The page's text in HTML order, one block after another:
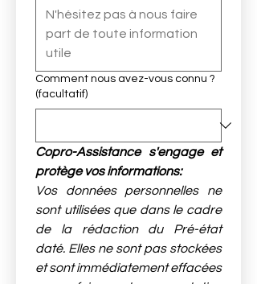
Comment nous avez-vous connu ?
(facultatif)
Copro-Assistance s'engage et
protège vos informations:
Vos données personnelles ne
sont utilisées que dans le cadre
de la rédaction du Pré-état
daté. Elles ne sont pas stockées
et sont immédiatement effacées